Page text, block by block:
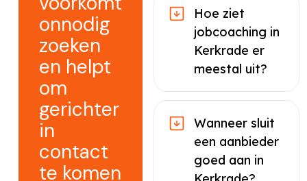
onnodig
zoeken
en helpt
om
gerichter
in
contact
te komen
Hoe ziet
jobcoaching in
Kerkrade er
meestal uit?
Wanneer sluit
een aanbieder
goed aan in